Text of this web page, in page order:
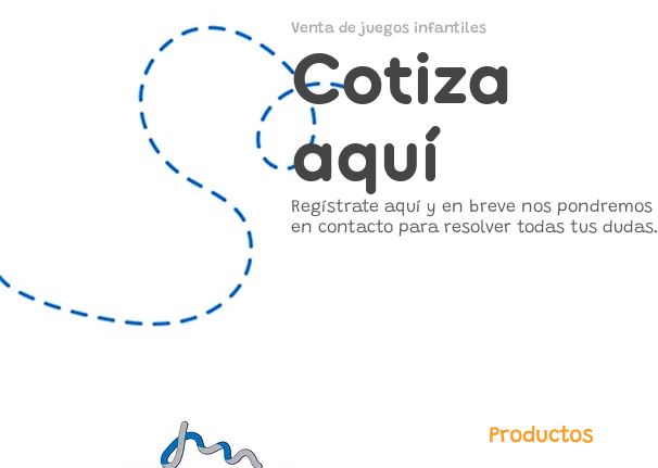
Venta de juegos infantiles
Cotiza
aquí
Regístrate aquí y en breve nos pondremos
en contacto para resolver todas tus dudas.
Productos